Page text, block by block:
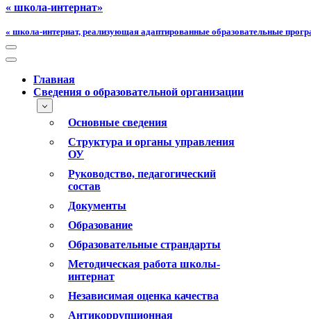
« школа-интернат»
« школа-интернат, реализующая адаптированные образовательные
Меню
навигации
Меню
навигацииГлавная
Сведения о образовательной организации
Основные сведения
Структура и органы управления
ОУ
Руководство, педагогический
состав
Документы
Образование
Образовательные страндарты
Методическая работа школы-
интернат
Независимая оценка качества
Антикоррупционная